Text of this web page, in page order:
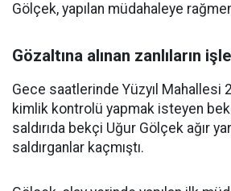
Gölçek, yapılan müdahaleye
Gözaltına alınan zanlıların
Gece saatlerinde Yüzyıl Mahallesi
kimlik kontrolü yapmak isteyen
saldırıda bekçi Uğur Gölçek ağır
saldırganlar kaçmıştı.